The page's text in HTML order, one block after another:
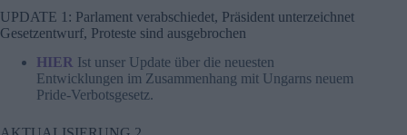
UPDATE 1: Parlament verabschiedet, Präsident unterzeichnet
Gesetzentwurf, Proteste sind ausgebrochen
HIER Ist unser Update über die neuesten
Entwicklungen im Zusammenhang mit Ungarns neuem
Pride-Verbotsgesetz.